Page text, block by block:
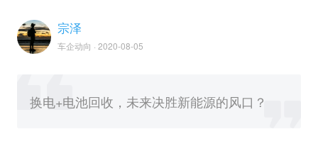
宗泽
车企动向 · 2020-08-05
换电+电池回收，未来决胜新能源的风口？